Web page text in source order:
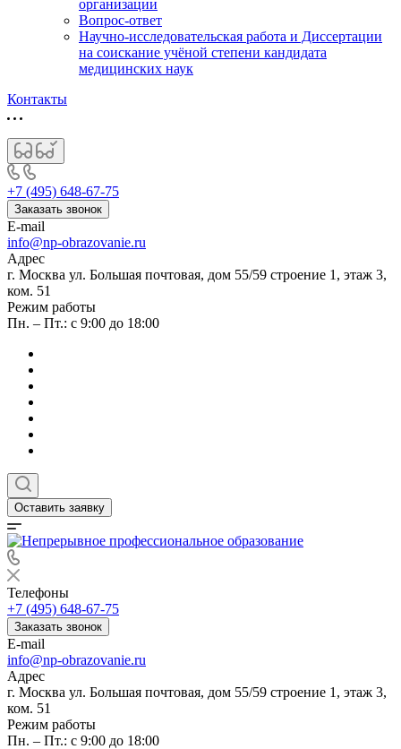
организации
Вопрос-ответ
Научно-исследовательская работа и Диссертации
на соискание учёной степени кандидата
медицинских наук
Контакты
+7 (495) 648-67-75
Заказать звонок
E-mail
info@np-obrazovanie.ru
Адрес
г. Москва ул. Большая почтовая, дом 55/59 строение 1, этаж 3,
ком. 51
Режим работы
Пн. – Пт.: с 9:00 до 18:00
Оставить заявку
Телефоны
+7 (495) 648-67-75
Заказать звонок
E-mail
info@np-obrazovanie.ru
Адрес
г. Москва ул. Большая почтовая, дом 55/59 строение 1, этаж 3,
ком. 51
Режим работы
Пн. – Пт.: с 9:00 до 18:00